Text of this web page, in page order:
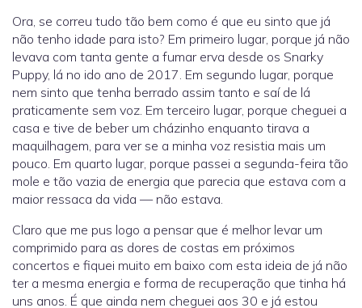
Ora, se correu tudo tão bem como é que eu sinto que já
não tenho idade para isto? Em primeiro lugar, porque já não
levava com tanta gente a fumar erva desde os Snarky
Puppy, lá no ido ano de 2017. Em segundo lugar, porque
nem sinto que tenha berrado assim tanto e saí de lá
praticamente sem voz. Em terceiro lugar, porque cheguei a
casa e tive de beber um cházinho enquanto tirava a
maquilhagem, para ver se a minha voz resistia mais um
pouco. Em quarto lugar, porque passei a segunda-feira tão
mole e tão vazia de energia que parecia que estava com a
maior ressaca da vida — não estava.
Claro que me pus logo a pensar que é melhor levar um
comprimido para as dores de costas em próximos
concertos e fiquei muito em baixo com esta ideia de já não
ter a mesma energia e forma de recuperação que tinha há
uns anos. É que ainda nem cheguei aos 30 e já estou